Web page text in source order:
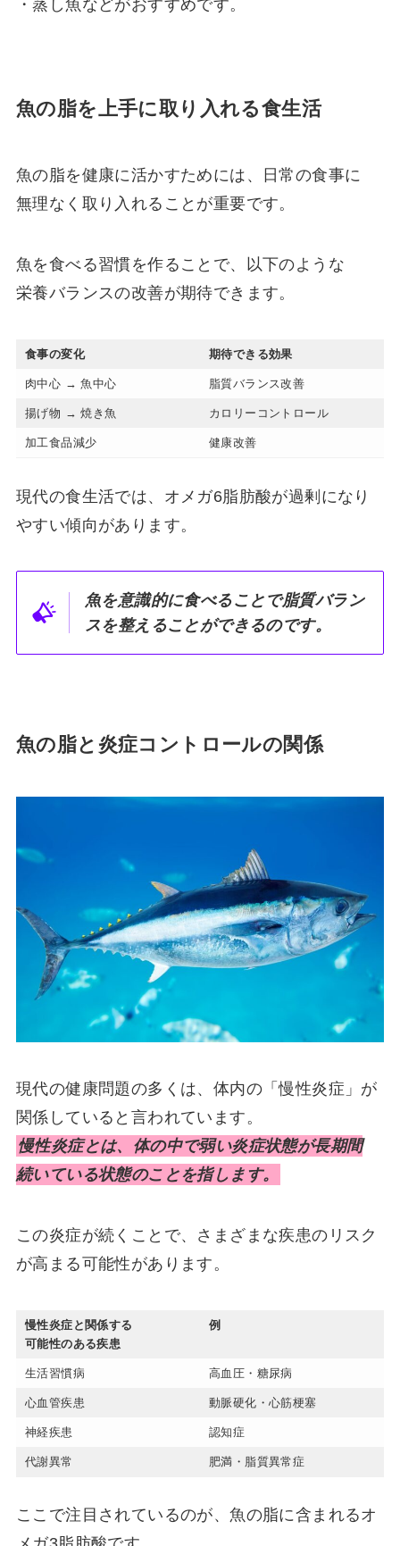
・蒸し魚などがおすすめです。
魚の脂を上手に取り入れる食生活
魚の脂を健康に活かすためには、日常の食事に
無理なく取り入れることが重要です。
魚を食べる習慣を作ることで、以下のような
栄養バランスの改善が期待できます。
食事の変化 期待できる効果
肉中心 → 魚中心 脂質バランス改善
揚げ物 → 焼き魚 カロリーコントロール
加工食品減少 健康改善
現代の食生活では、オメガ6脂肪酸が過剰になり
やすい傾向があります。
魚を意識的に食べることで脂質バラン
スを整えることができるのです。
魚の脂と炎症コントロールの関係
現代の健康問題の多くは、体内の「慢性炎症」が
関係していると言われています。
慢性炎症とは、体の中で弱い炎症状態が長期間
続いている状態のことを指します。
この炎症が続くことで、さまざまな疾患のリスク
が高まる可能性があります。
慢性炎症と関係する
可能性のある疾患
例
生活習慣病 高血圧・糖尿病
心血管疾患 動脈硬化・心筋梗塞
神経疾患 認知症
代謝異常 肥満・脂質異常症
ここで注目されているのが、魚の脂に含まれるオ